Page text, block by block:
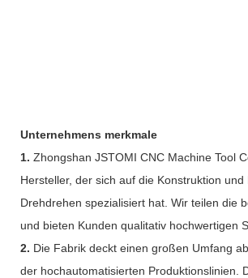
Unternehmens merkmale
1. Zhongshan JSTOMI CNC Machine Tool
Hersteller, der sich auf die Konstruktion und
Drehdrehen spezialisiert hat. Wir teilen die
und bieten Kunden qualitativ hochwertigen
2. Die Fabrik deckt einen großen Umfang
der hochautomatisierten Produktionslinien.